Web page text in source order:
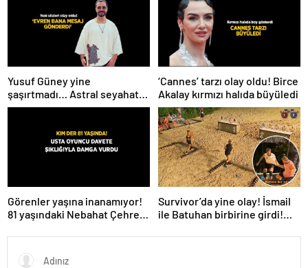
Yusuf Güney yine
şaşırtmadı… Astral seyahat
ve uzaylılardan sonra şimdi
‘Cannes’ tarzı olay oldu! Birce
Akalay kırmızı halıda büyüledi
Görenler yaşına inanamıyor!
81 yaşındaki Nebahat Çehre
Survivor’da yine olay! İsmail
ile Batuhan birbirine girdi!